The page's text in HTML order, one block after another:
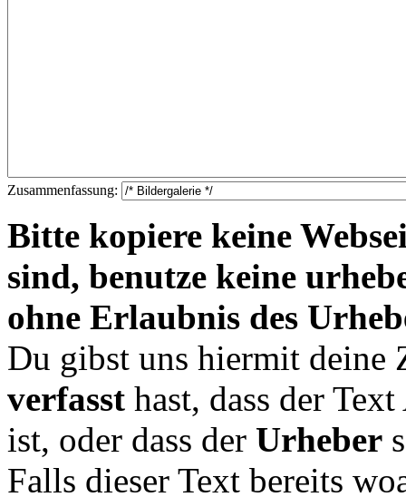
Zusammenfassung:
Bitte kopiere keine
sind, benutze keine
ohne Erlaubnis des
Du gibst uns hiermit deine
verfasst hast, dass der
ist, oder dass der Urheber
Falls dieser Text bereits